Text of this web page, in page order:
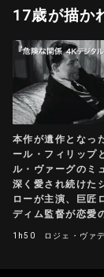
17歳が描か
本作が遺作となっ
ール・フィリップ
ル・ヴァーグのミ
深く愛され続けた
ローが主演、巨匠
ディム監督が恋愛
1h50 ロジェ・ヴァ